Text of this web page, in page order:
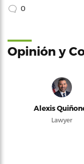
0
Opinión y
Alexis
Lawyer